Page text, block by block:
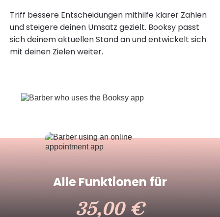
Triff bessere Entscheidungen mithilfe klarer Zahlen
und steigere deinen Umsatz gezielt. Booksy passt
sich deinem aktuellen Stand an und entwickelt sich
mit deinen Zielen weiter.
Alle Funktionen für
35,00 €